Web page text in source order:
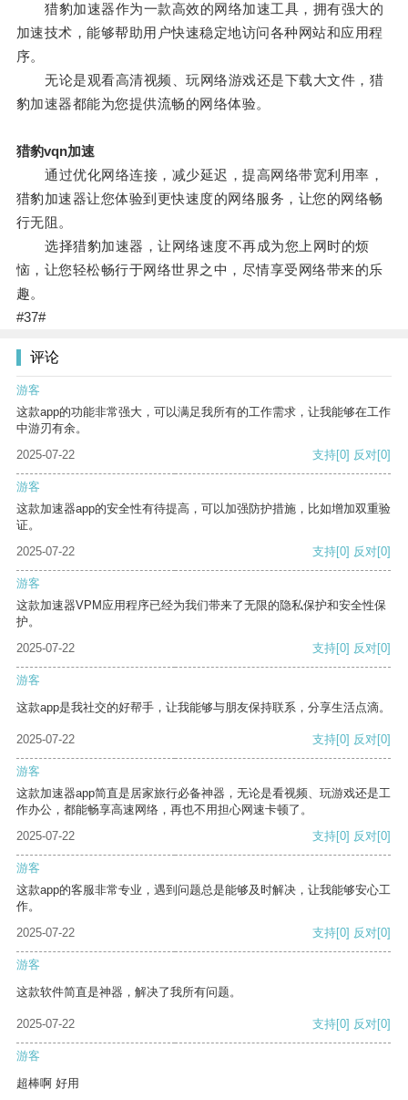
猎豹加速器作为一款高效的网络加速工具，拥有强大的
加速技术，能够帮助用户快速稳定地访问各种网站和应用程
序。
无论是观看高清视频、玩网络游戏还是下载大文件，猎
豹加速器都能为您提供流畅的网络体验。
猎豹vqn加速
通过优化网络连接，减少延迟，提高网络带宽利用率，
猎豹加速器让您体验到更快速度的网络服务，让您的网络畅
行无阻。
选择猎豹加速器，让网络速度不再成为您上网时的烦
恼，让您轻松畅行于网络世界之中，尽情享受网络带来的乐
趣。
#37#
评论
游客
这款app的功能非常强大，可以满足我所有的工作需求，让我能够在工作
中游刃有余。
2025-07-22
支持[0] 反对[0]
游客
这款加速器app的安全性有待提高，可以加强防护措施，比如增加双重验
证。
2025-07-22
支持[0] 反对[0]
游客
这款加速器VPM应用程序已经为我们带来了无限的隐私保护和安全性保
护。
2025-07-22
支持[0] 反对[0]
游客
这款app是我社交的好帮手，让我能够与朋友保持联系，分享生活点滴。
2025-07-22 支持[0] 反对[0]
游客
这款加速器app简直是居家旅行必备神器，无论是看视频、玩游戏还是工
作办公，都能畅享高速网络，再也不用担心网速卡顿了。
2025-07-22
支持[0] 反对[0]
游客
这款app的客服非常专业，遇到问题总是能够及时解决，让我能够安心工
作。
2025-07-22
支持[0] 反对[0]
游客
这款软件简直是神器，解决了我所有问题。
2025-07-22 支持[0] 反对[0]
游客
超棒啊 好用